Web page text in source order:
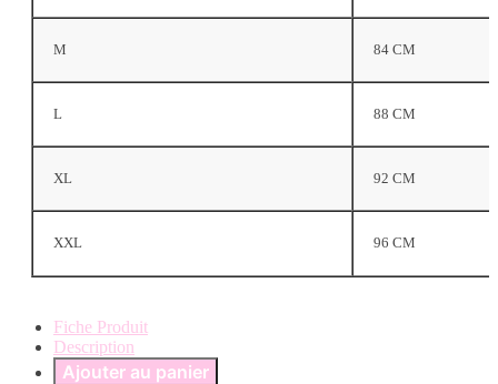
M 84 CM
L 88 CM
XL 92 CM
XXL 96 CM
Fiche Produit
Description
Ajouter au panier